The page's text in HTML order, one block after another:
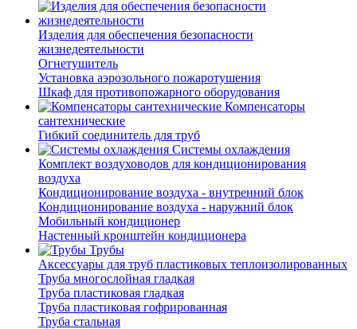
Изделия для обеспечения безопасности
жизнедеятельности
Огнетушитель
Установка аэрозольного пожаротушения
Шкаф для противопожарного оборудования
Компенсаторы
сантехнические
Гибкий соединитель для труб
Системы охлаждения
Комплект воздуховодов для кондиционирования
воздуха
Кондиционирование воздуха - внутренний блок
Кондиционирование воздуха - наружний блок
Мобильный кондиционер
Настенный кронштейн кондиционера
Трубы
Аксессуары для труб пластиковых теплоизолированных
Труба многослойная гладкая
Труба пластиковая гладкая
Труба пластиковая гофрированная
Труба стальная